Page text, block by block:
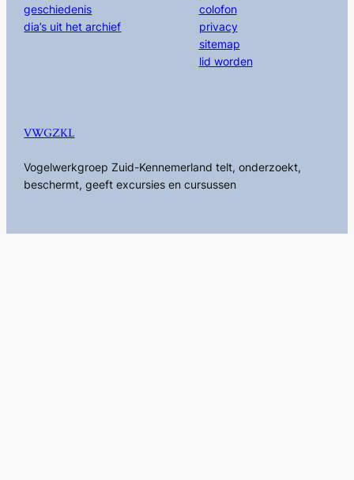
geschiedenis
dia’s uit het archief
colofon
privacy
sitemap
lid worden
VWGZKL
Vogelwerkgroep Zuid-Kennemerland telt, onderzoekt,
beschermt, geeft excursies en cursussen